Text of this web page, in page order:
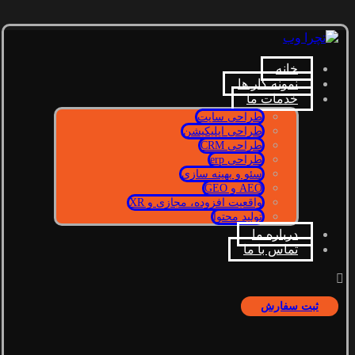
خانه
نمونه کار ها
خدمات ما
طراحی سایت
طراحی اپلیکیشن
طراحی CRM
طراحی erp
سئو و بهینه سازی
AEO و GEO
واقعیت افزوده، مجازی و XR
تولید محتوا
درباره ما
تماس با ما
ثبت سفارش